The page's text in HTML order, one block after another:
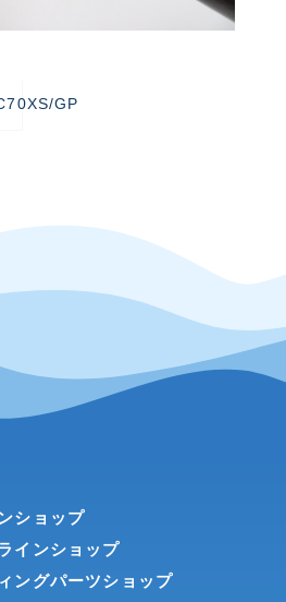
GP
ショップ
インショップ
ングパーツショップ